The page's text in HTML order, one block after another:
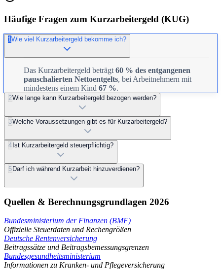
Häufige Fragen zum Kurzarbeitergeld (KUG)
1 Wie viel Kurzarbeitergeld bekomme ich?
Das Kurzarbeitergeld beträgt 60 % des entgangenen
pauschalierten Nettoentgelts, bei Arbeitnehmern mit
mindestens einem Kind 67 %.
2Wie lange kann Kurzarbeitergeld bezogen werden?
3Welche Voraussetzungen gibt es für Kurzarbeitergeld?
4 Ist Kurzarbeitergeld steuerpflichtig?
5 Darf ich während Kurzarbeit hinzuverdienen?
Quellen & Berechnungsgrundlagen 2026
Bundesministerium der Finanzen (BMF)
Offizielle Steuerdaten und Rechengrößen
Deutsche Rentenversicherung
Beitragssätze und Beitragsbemessungsgrenzen
Bundesgesundheitsministerium
Informationen zu Kranken- und Pflegeversicherung